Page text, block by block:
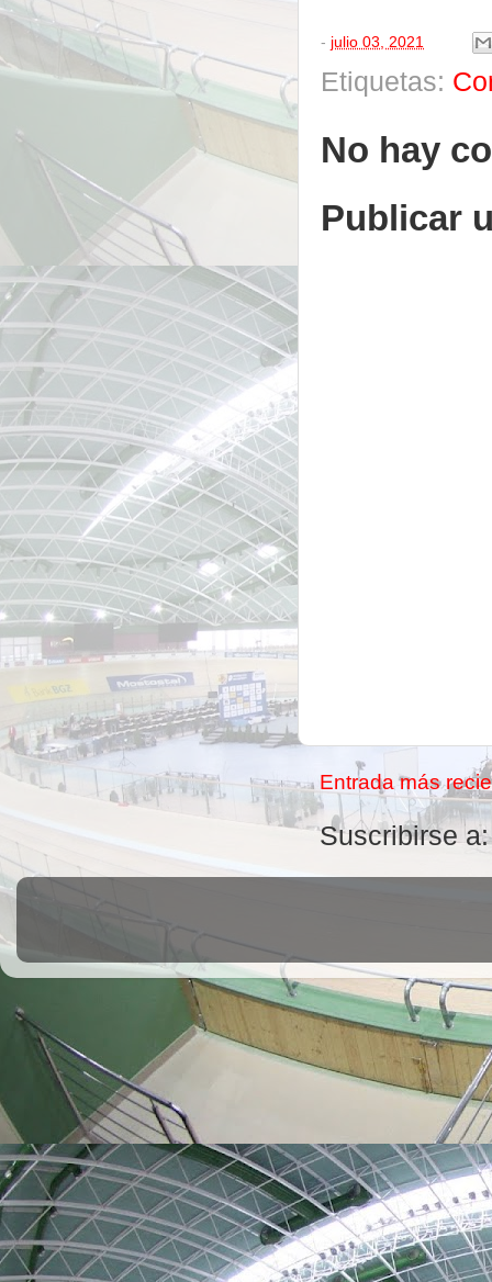
- julio 03, 2021
Etiquetas:
No hay
Publicar
Entrada más
Suscribirse